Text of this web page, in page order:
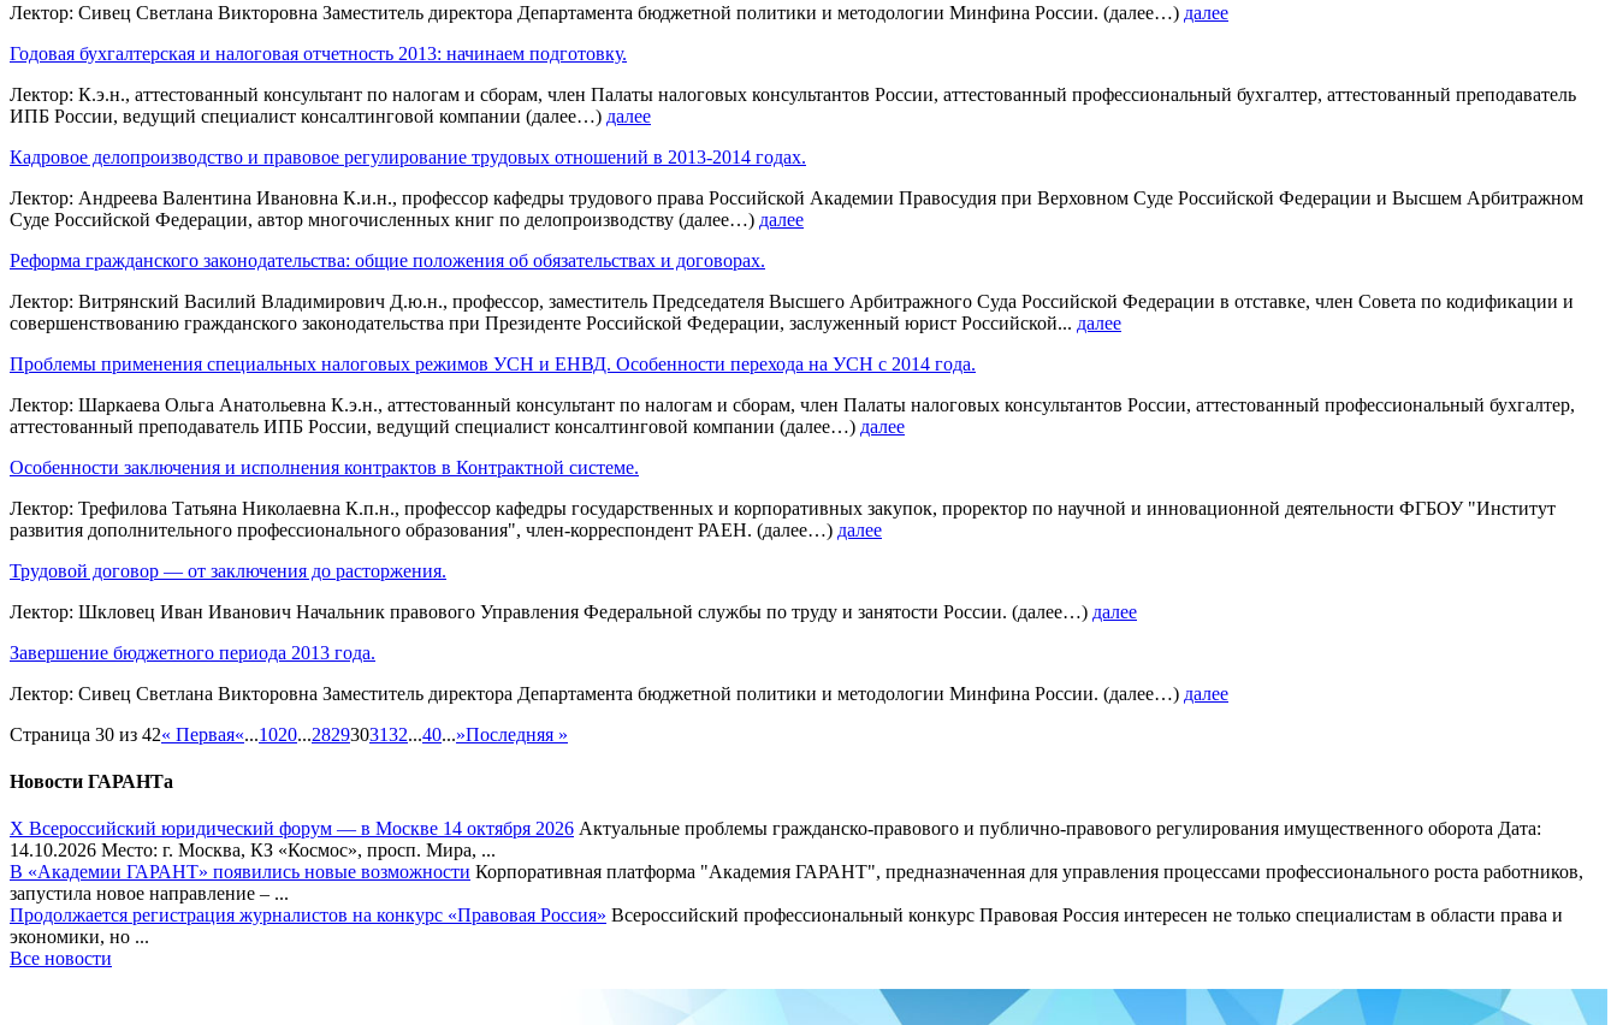
Лектор: Сивец Светлана Викторовна Заместитель директора Департамента бюджетной политики и методологии Минфина России. (далее…) далее
Годовая бухгалтерская и налоговая отчетность 2013: начинаем подготовку.
Лектор: К.э.н., аттестованный консультант по налогам и сборам, член Палаты налоговых консультантов России, аттестованный профессиональный бухгалтер, аттестованный преподаватель
ИПБ России, ведущий специалист консалтинговой компании (далее…) далее
Кадровое делопроизводство и правовое регулирование трудовых отношений в 2013-2014 годах.
Лектор: Андреева Валентина Ивановна К.и.н., профессор кафедры трудового права Российской Академии Правосудия при Верховном Суде Российской Федерации и Высшем Арбитражном
Суде Российской Федерации, автор многочисленных книг по делопроизводству (далее…) далее
Реформа гражданского законодательства: общие положения об обязательствах и договорах.
Лектор: Витрянский Василий Владимирович Д.ю.н., профессор, заместитель Председателя Высшего Арбитражного Суда Российской Федерации в отставке, член Совета по кодификации и
совершенствованию гражданского законодательства при Президенте Российской Федерации, заслуженный юрист Российской... далее
Проблемы применения специальных налоговых режимов УСН и ЕНВД. Особенности перехода на УСН с 2014 года.
Лектор: Шаркаева Ольга Анатольевна К.э.н., аттестованный консультант по налогам и сборам, член Палаты налоговых консультантов России, аттестованный профессиональный бухгалтер,
аттестованный преподаватель ИПБ России, ведущий специалист консалтинговой компании (далее…) далее
Особенности заключения и исполнения контрактов в Контрактной системе.
Лектор: Трефилова Татьяна Николаевна К.п.н., профессор кафедры государственных и корпоративных закупок, проректор по научной и инновационной деятельности ФГБОУ "Институт
развития дополнительного профессионального образования", член-корреспондент РАЕН. (далее…) далее
Трудовой договор — от заключения до расторжения.
Лектор: Шкловец Иван Иванович Начальник правового Управления Федеральной службы по труду и занятости России. (далее…) далее
Завершение бюджетного периода 2013 года.
Лектор: Сивец Светлана Викторовна Заместитель директора Департамента бюджетной политики и методологии Минфина России. (далее…) далее
Страница 30 из 42« Первая«...1020...2829303132...40...»Последняя »
Новости ГАРАНТа
Х Всероссийский юридический форум — в Москве 14 октября 2026 Актуальные проблемы гражданско-правового и публично-правового регулирования имущественного оборота Дата:
14.10.2026 Место: г. Москва, КЗ «Космос», просп. Мира, ...
В «Академии ГАРАНТ» появились новые возможности Корпоративная платформа "Академия ГАРАНТ", предназначенная для управления процессами профессионального роста работников,
запустила новое направление – ...
Продолжается регистрация журналистов на конкурс «Правовая Россия» Всероссийский профессиональный конкурс Правовая Россия интересен не только специалистам в области права и
экономики, но ...
Все новости